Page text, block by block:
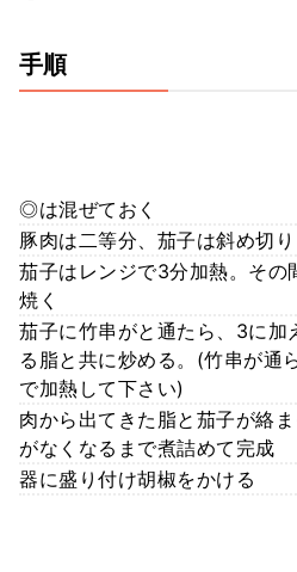
手順
◎は混ぜておく
豚肉は二等分、茄子は斜め切り
茄子はレンジで3分加熱。その
焼く
茄子に竹串がと通たら、3に加
る脂と共に炒める。(竹串が通
で加熱して下さい)
肉から出てきた脂と茄子が絡
がなくなるまで煮詰めて完成
器に盛り付け胡椒をかける